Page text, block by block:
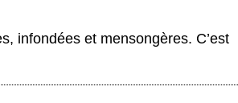
infondées et mensongères. C’est